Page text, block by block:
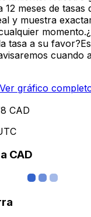
12 meses de tasas
y muestra
tasa a su
cuando
Ver gráfico
CAD
CAD